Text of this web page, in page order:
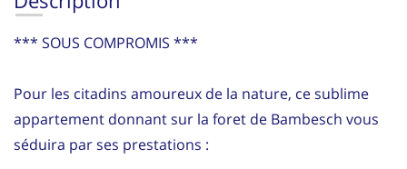
*** SOUS COMPROMIS ***
Pour les citadins amoureux de la nature, ce sublime
appartement donnant sur la foret de Bambesch vous
séduira par ses prestations :